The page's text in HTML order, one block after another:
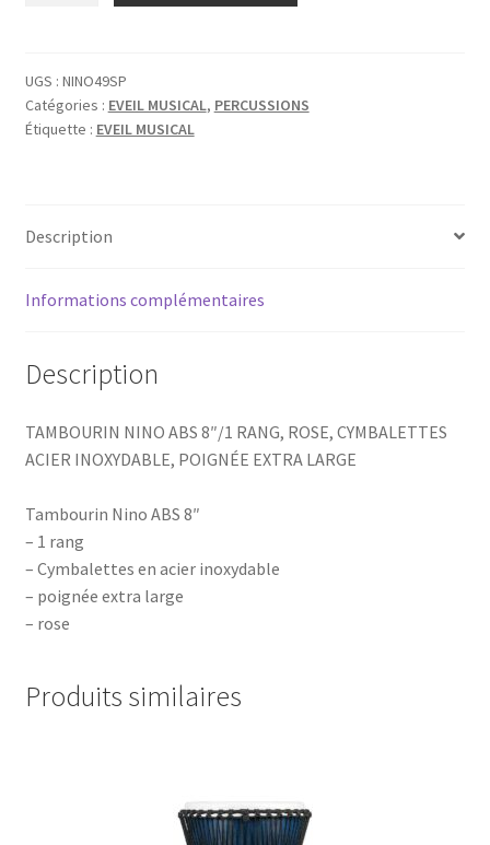
ABS
8''
ROSE
UGS : NINO49SP
Catégories : EVEIL MUSICAL, PERCUSSIONS
Étiquette : EVEIL MUSICAL
Description
Informations complémentaires
Description
TAMBOURIN NINO ABS 8″/1 RANG, ROSE, CYMBALETTES
ACIER INOXYDABLE, POIGNÉE EXTRA LARGE
Tambourin Nino ABS 8″
– 1 rang
– Cymbalettes en acier inoxydable
– poignée extra large
– rose
Produits similaires